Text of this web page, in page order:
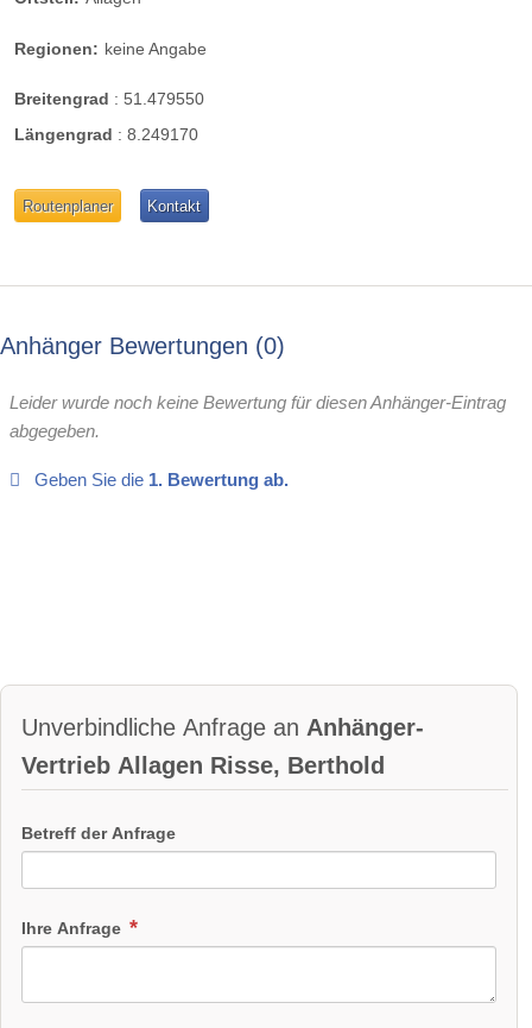
Regionen: keine Angabe
Breitengrad : 51.479550
Längengrad : 8.249170
Routenplaner Kontakt
Anhänger Bewertungen 0
Leider wurde noch keine Bewertung für diesen Anhänger-Eintrag
abgegeben.
Geben Sie die 1. Bewertung ab.
Unverbindliche Anfrage an Anhänger-
Vertrieb Allagen Risse, Berthold
Betreff der Anfrage
Ihre Anfrage